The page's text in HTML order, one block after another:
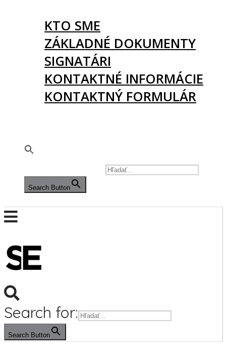
KTO SME
ZÁKLADNÉ DOKUMENTY
SIGNATÁRI
KONTAKTNÉ INFORMÁCIE
KONTAKTNÝ FORMULÁR
Search Button
Search for:
Search Button